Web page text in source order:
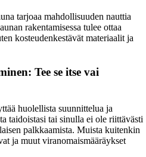
tarjoaa mahdollisuuden nauttia
rakentamisessa tulee ottaa
kosteudenkestävät materiaalit ja
Tee se itse vai
huolellista suunnittelua ja
taidoistasi tai sinulla ei ole riittävästi
palkkaamista. Muista kuitenkin
ja muut viranomaismääräykset